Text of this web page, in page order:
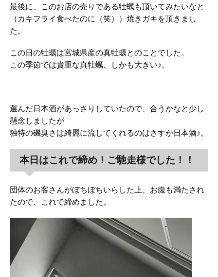
最後に、このお店の売りである牡蠣も頂いてみたいなと
（カキフライ食べたのに（笑））焼きガキを頂きまし
た。
この日の牡蠣は宮城県産の真牡蠣とのことでした。
この季節では貴重な真牡蠣、しかも大きい♪。
選んだ日本酒があっさりしていたので、合うかなと少し
懸念しましたが
独特の磯臭さは綺麗に流してくれるのはさすが日本酒♪。
本日はこれで締め！ご馳走様でした！！
団体のお客さんがぼちぼちいらした上、お腹も満たされ
たので、これで締めました。